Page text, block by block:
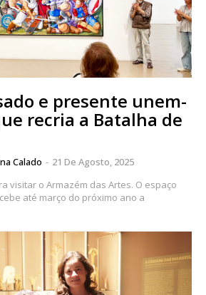
e presente unem-
recria a Batalha de
Calado - 21 De Agosto, 2025
visitar o Armazém das Artes. O espaço
até março do próximo ano a